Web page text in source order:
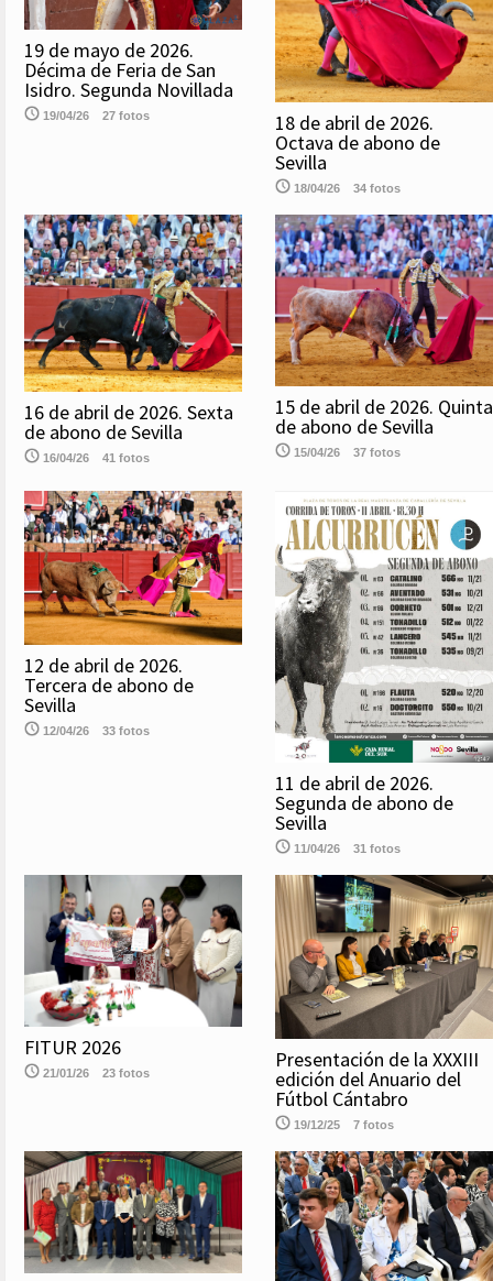
19 de mayo de 2026.
Décima de Feria de San
Isidro. Segunda Novillada
19/04/26 27 fotos 18 de abril de 2026.
Octava de abono de
Sevilla
18/04/26 34 fotos
16 de abril de 2026. Sexta
de abono de Sevilla
16/04/26 41 fotos
15 de abril de 2026. Quinta
de abono de Sevilla
15/04/26 37 fotos
12 de abril de 2026.
Tercera de abono de
Sevilla
12/04/26 33 fotos
11 de abril de 2026.
Segunda de abono de
Sevilla
11/04/26 31 fotos
FITUR 2026
21/01/26 23 fotos
Presentación de la XXXIII
edición del Anuario del
Fútbol Cántabro
19/12/25 7 fotos